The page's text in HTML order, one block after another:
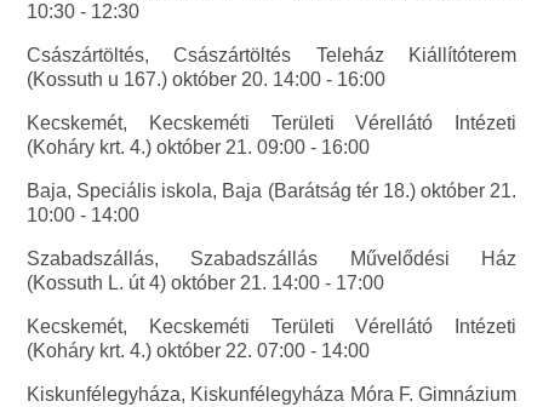
10:30 - 12:30
Császártöltés, Császártöltés Teleház Kiállítóterem
(Kossuth u 167.) október 20. 14:00 - 16:00
Kecskemét, Kecskeméti Területi Vérellátó Intézeti
(Koháry krt. 4.) október 21. 09:00 - 16:00
Baja, Speciális iskola, Baja (Barátság tér 18.) október 21.
10:00 - 14:00
Szabadszállás, Szabadszállás Művelődési Ház
(Kossuth L. út 4) október 21. 14:00 - 17:00
Kecskemét, Kecskeméti Területi Vérellátó Intézeti
(Koháry krt. 4.) október 22. 07:00 - 14:00
Kiskunfélegyháza, Kiskunfélegyháza Móra F. Gimnázium